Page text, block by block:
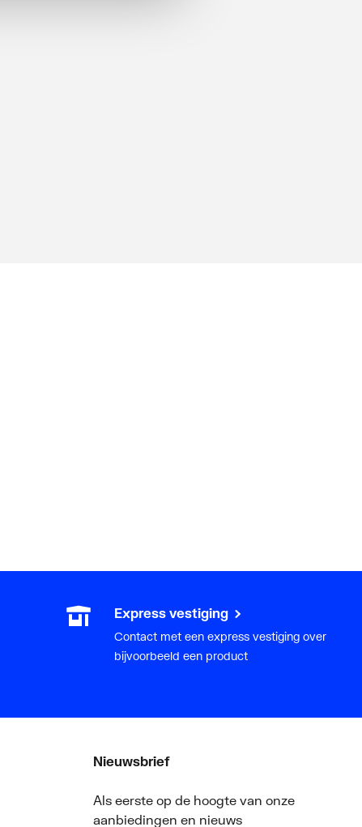
Express vestiging
Contact met een express vestiging over
bijvoorbeeld een product
Nieuwsbrief
Als eerste op de hoogte van onze
aanbiedingen en nieuws